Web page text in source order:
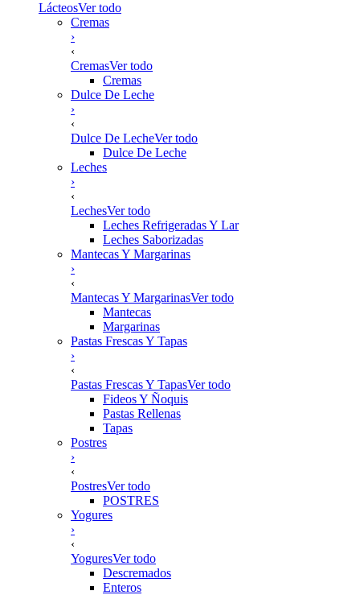
LácteosVer todo
Cremas
›
‹
CremasVer todo
Cremas
Dulce De Leche
›
‹
Dulce De LecheVer todo
Dulce De Leche
Leches
›
‹
LechesVer todo
Leches Refrigeradas Y Lar
Leches Saborizadas
Mantecas Y Margarinas
›
‹
Mantecas Y MargarinasVer todo
Mantecas
Margarinas
Pastas Frescas Y Tapas
›
‹
Pastas Frescas Y TapasVer todo
Fideos Y Ñoquis
Pastas Rellenas
Tapas
Postres
›
‹
PostresVer todo
POSTRES
Yogures
›
‹
YoguresVer todo
Descremados
Enteros